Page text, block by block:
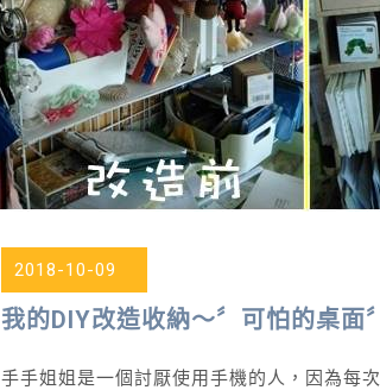
2018-10-09
我的DIY改造收納～〞可怕的桌面
手手姐姐是一個討厭使用手機的人，因為每